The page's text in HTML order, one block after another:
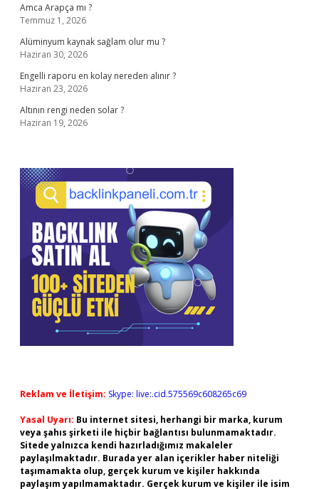
Amca Arapça mı ?
Temmuz 1, 2026
Alüminyum kaynak sağlam olur mu ?
Haziran 30, 2026
Engelli raporu en kolay nereden alınır ?
Haziran 23, 2026
Altının rengi neden solar ?
Haziran 19, 2026
Reklam ve İletişim: Skype: live:.cid.575569c608265c69
Yasal Uyarı: Bu internet sitesi, herhangi bir marka, kurum
veya şahıs şirketi ile hiçbir bağlantısı bulunmamaktadır.
Sitede yalnızca kendi hazırladığımız makaleler
paylaşılmaktadır. Burada yer alan içerikler haber niteliği
taşımamakta olup, gerçek kurum ve kişiler hakkında
paylaşım yapılmamaktadır. Gerçek kurum ve kişiler ile isim